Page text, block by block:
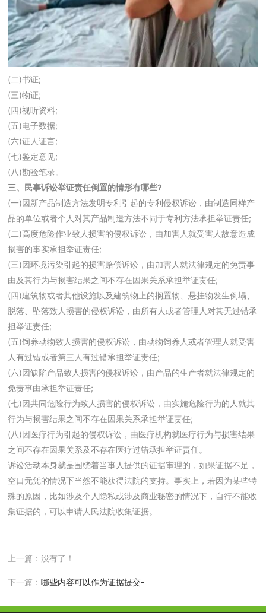
(二)书证;
(三)物证;
(四)视听资料;
(五)电子数据;
(六)证人证言;
(七)鉴定意见;
(八)勘验笔录。
三、民事诉讼举证责任倒置的情形有哪些?
(一)因新产品制造方法发明专利引起的专利侵权诉讼，由制造同样产
品的单位或者个人对其产品制造方法不同于专利方法承担举证责任;
(二)高度危险作业致人损害的侵权诉讼，由加害人就受害人故意造成
损害的事实承担举证责任;
(三)因环境污染引起的损害赔偿诉讼，由加害人就法律规定的免责事
由及其行为与损害结果之间不存在因果关系承担举证责任;
(四)建筑物或者其他设施以及建筑物上的搁置物、悬挂物发生倒塌、
脱落、坠落致人损害的侵权诉讼，由所有人或者管理人对其无过错承
担举证责任;
(五)饲养动物致人损害的侵权诉讼，由动物饲养人或者管理人就受害
人有过错或者第三人有过错承担举证责任;
(六)因缺陷产品致人损害的侵权诉讼，由产品的生产者就法律规定的
免责事由承担举证责任;
(七)因共同危险行为致人损害的侵权诉讼，由实施危险行为的人就其
行为与损害结果之间不存在因果关系承担举证责任;
(八)因医疗行为引起的侵权诉讼，由医疗机构就医疗行为与损害结果
之间不存在因果关系及不存在医疗过错承担举证责任。
诉讼活动本身就是围绕着当事人提供的证据审理的，如果证据不足，
空口无凭的情况下当然不能获得法院的支持。事实上，若因为某些特
殊的原因，比如涉及个人隐私或涉及商业秘密的情况下，自行不能收
集证据的，可以申请人民法院收集证据。
上一篇：没有了！
下一篇：哪些内容可以作为证据提交-